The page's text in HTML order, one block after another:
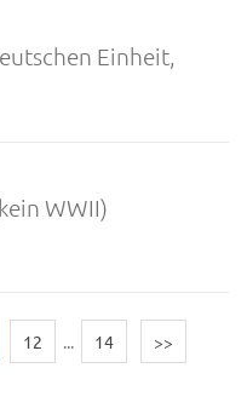
Einheit,
WWII)
12 ... 14 >>